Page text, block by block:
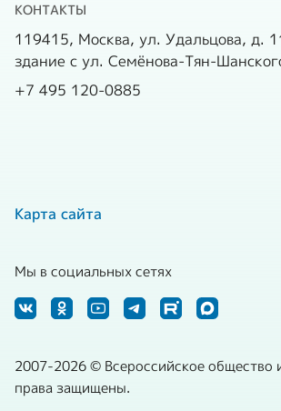
КОНТАКТЫ
119415, Москва, ул. Удальцова, д.
здание с ул. Семёнова-Тян-
+7 495 120-0885
Карта сайта
Мы в социальных сетях
2007-2026 © Всероссийское общество
права защищены.